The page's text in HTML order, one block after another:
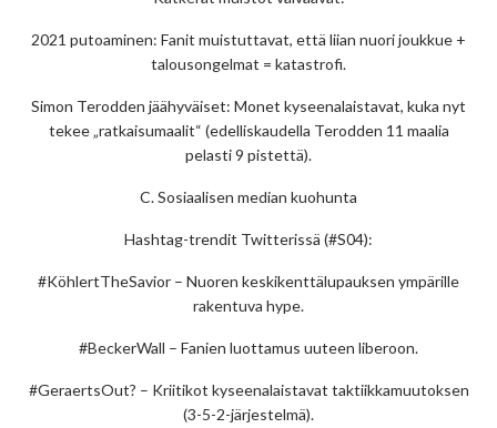
2021 putoaminen: Fanit muistuttavat, että liian nuori joukkue +
talousongelmat = katastrofi.
Simon Terodden jäähyväiset: Monet kyseenalaistavat, kuka nyt
tekee „ratkaisumaalit“ (edelliskaudella Terodden 11 maalia
pelasti 9 pistettä).
C. Sosiaalisen median kuohunta
Hashtag-trendit Twitterissä (#S04):
#KöhlertTheSavior – Nuoren keskikenttälupauksen ympärille
rakentuva hype.
#BeckerWall – Fanien luottamus uuteen liberoon.
#GeraertsOut? – Kriitikot kyseenalaistavat taktiikkamuutoksen
(3-5-2-järjestelmä).